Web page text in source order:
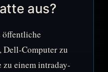
aus?
öffentliche
Dell-Computer zu
zu einem intraday-